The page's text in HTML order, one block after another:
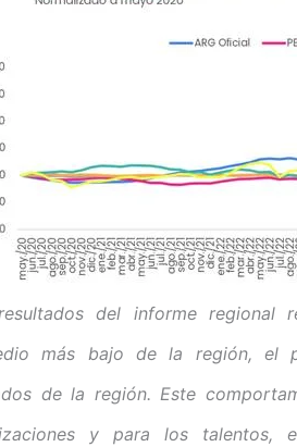
del informe regional
más bajo de la región, el
de la región. Este
y para los talentos,